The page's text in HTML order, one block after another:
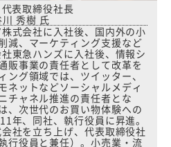
表取締役社長
川 秀樹 氏
式会社に入社後、国内外の小
減、マーケティング支援など
東急ハンズに入社後、情報シ
販事業の責任者として改革を
ング領域では、ツイッター、
ネットなどソーシャルメディ
チャネル推進の責任者とな
、次世代のお買い物体験への
年、同社、執行役員に昇進。
社を立ち上げ、代表取締役社
行役員と兼任）。小売業・流